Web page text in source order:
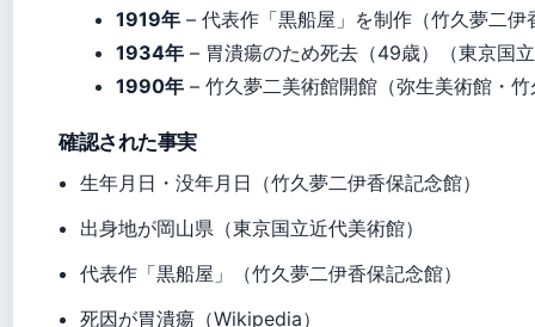
1919年 – 代表作「黒船屋」を制作（竹久夢二伊
1934年 – 胃潰瘍のため死去（49歳）（東京国
1990年 – 竹久夢二美術館開館（弥生美術館・
確認された事実
生年月日・没年月日（竹久夢二伊香保記念館）
出身地が岡山県（東京国立近代美術館）
代表作「黒船屋」（竹久夢二伊香保記念館）
死因が胃潰瘍（Wikipedia）